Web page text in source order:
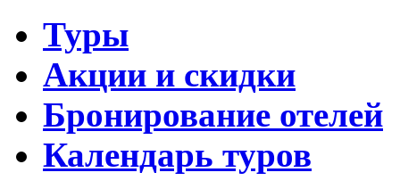
Туры
Акции и скидки
Бронирование отелей
Календарь туров